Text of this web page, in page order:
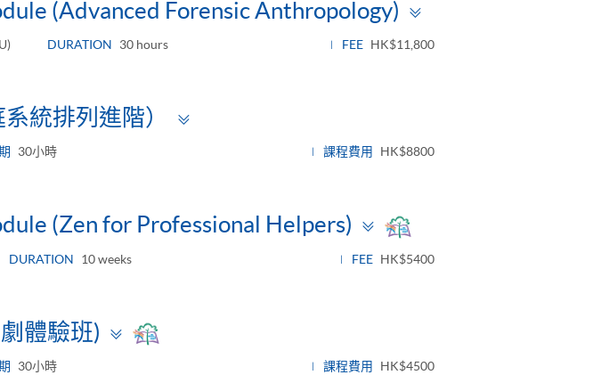
(Advanced Forensic Anthropology)
panel
DURATION 30 hours FEE HK$11,800
統排列進階）
30小時 課程費用 HK$8800
(Zen for Professional Helpers)
Toggle
panel
DURATION 10 weeks FEE HK$5400
體驗班)
Toggle
30小時 課程費用 HK$4500